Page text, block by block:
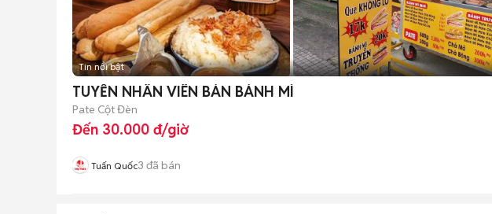
Tin nổi bật
TUYỂN NHÂN VIÊN BÁN BÁNH MÌ
Pate Cột Đèn
Đến 30.000 đ/giờ
Tuấn Quốc3 đã bán